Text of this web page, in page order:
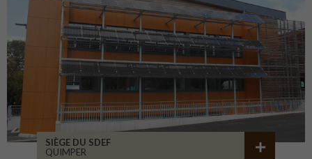
SIÈGE DU SDEF
QUIMPER